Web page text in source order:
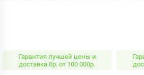
Гарантия лучшей цены и
доставка 0р. от 100 000р.